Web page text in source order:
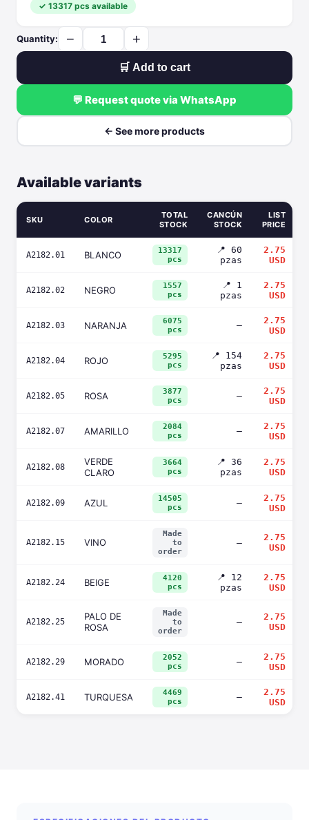
✓ 13317 pcs available
Quantity: − +
🛒 Add to cart
💬 Request quote via WhatsApp
← See more products
Available variants
SKU COLOR
TOTAL
STOCK
CANCÚN
STOCK
LIST
PRICE
A2182.01 BLANCO
13317
pcs
📍 60
pzas
2.75
USD
A2182.02 NEGRO
1557
pcs
📍 1
pzas
2.75
USD
A2182.03 NARANJA
6075
pcs
—
2.75
USD
A2182.04 ROJO
5295
pcs
📍 154
pzas
2.75
USD
A2182.05 ROSA
3877
pcs
—
2.75
USD
A2182.07 AMARILLO
2084
pcs
—
2.75
USD
A2182.08
VERDE
CLARO
3664
pcs
📍 36
pzas
2.75
USD
A2182.09 AZUL
14505
pcs
—
2.75
USD
A2182.15 VINO
Made
to
order
—
2.75
USD
A2182.24 BEIGE
4120
pcs
📍 12
pzas
2.75
USD
A2182.25
PALO DE
ROSA
Made
to
order
—
2.75
USD
A2182.29 MORADO
2052
pcs
—
2.75
USD
A2182.41 TURQUESA
4469
pcs
—
2.75
USD